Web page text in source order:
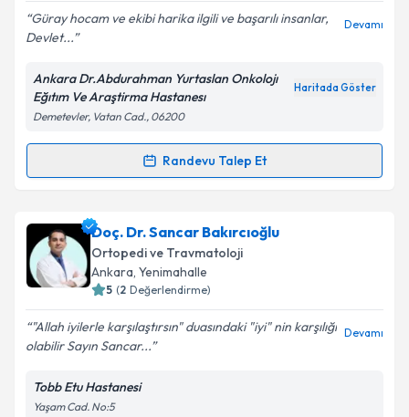
Kişisel verilerimin işlenmesine ilişkin
Aydınlatma
Metni'ni okudum ve kişisel verilerimin belirtilen
kapsamda işlenmesini kabul ediyorum.
Takvim Talebini Gönder
Güray hocam ve ekibi harika ilgili ve başarılı insanlar,
Devlet...
Devamı
Ankara Dr.Abdurahman Yurtaslan Onkolojı
Eğıtım Ve Araştirma Hastanesı
Haritada Göster
Demetevler, Vatan Cad., 06200
Randevu Talep Et
Randevu Takvimi Talebi
Prof. Dr. Güray Toğral için randevu takvimi talebi
oluşturun. Size bu uzmandan randevu almanız için bir
takvim hazırlandığında e-posta ile bilgilendireceğiz.
Kişisel verilerimin işlenmesine ilişkin
Metni
Doç. Dr. Sancar Bakırcıoğlu
Ortopedi ve Travmatoloji
Ankara, Yenimahalle
5 (2 Değerlendirme)
"Allah iyilerle karşılaştırsın" duasındaki "iyi" nin karşılığı
olabilir Sayın Sancar...
Devamı
Tobb Etu Hastanesi
Yaşam Cad. No:5